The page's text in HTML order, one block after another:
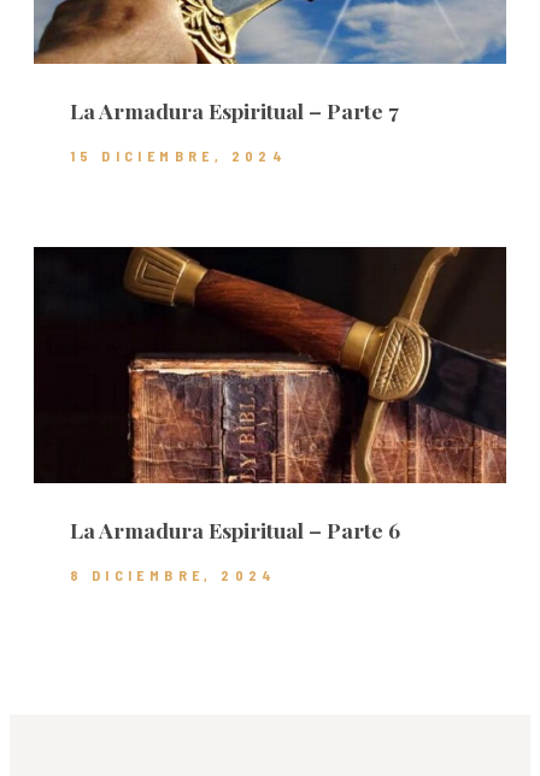
La Armadura Espiritual – Parte 7
15 DICIEMBRE, 2024
La Armadura Espiritual – Parte 6
8 DICIEMBRE, 2024